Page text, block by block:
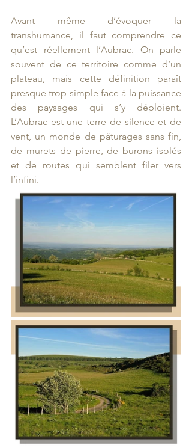
Avant même d’évoquer la
transhumance, il faut comprendre ce
qu’est réellement l’Aubrac. On parle
souvent de ce territoire comme d’un
plateau, mais cette définition paraît
presque trop simple face à la puissance
des paysages qui s’y déploient.
L’Aubrac est une terre de silence et de
vent, un monde de pâturages sans fin,
de murets de pierre, de burons isolés
et de routes qui semblent filer vers
l’infini.